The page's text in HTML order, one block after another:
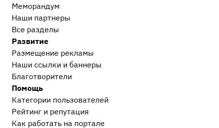
Меморандум
Наши партнеры
Все разделы
Развитие
Размещение рекламы
Наши ссылки и баннеры
Благотворители
Помощь
Категории пользователей
Рейтинг и репутация
Как работать на портале